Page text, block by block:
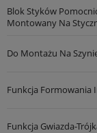
Blok Styków
Montowany Na
Do Montażu Na
Funkcja Formowania
Funkcja Gwiazda-